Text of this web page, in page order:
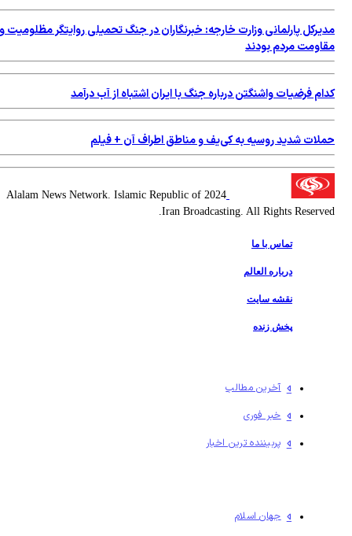
مدیرکل پارلمانی وزارت خارجه: خبرنگاران در جنگ تحمیلی روایتگر مظلومیت و
مقاومت مردم بودند
کدام فرضیات واشنگتن درباره جنگ با ایران اشتباه از آب درآمد
حملات شدید روسیه به کی‌یف و مناطق اطراف آن + فیلم
2024 Alalam News Network. Islamic Republic of
Iran Broadcasting. All Rights Reserved.
تماس با ما
درباره العالم
نقشه سایت
پخش زنده
آخرین مطالب
خبر فوری
پربیننده ترین اخبار
جهان اسلام